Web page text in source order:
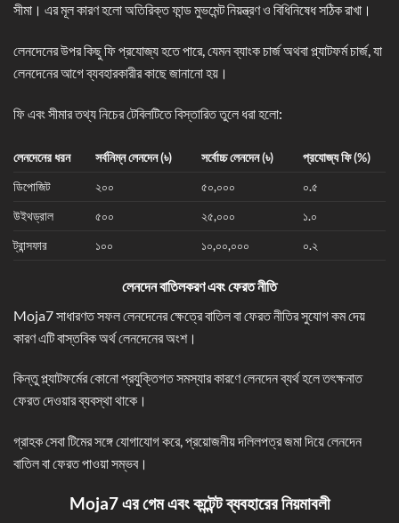
সীমা। এর মূল কারণ হলো অতিরিক্ত ফান্ড মুভমেন্ট নিয়ন্ত্রণ ও বিধিনিষেধ সঠিক রাখা।
লেনদেনের উপর কিছু ফি প্রযোজ্য হতে পারে, যেমন ব্যাংক চার্জ অথবা প্ল্যাটফর্ম চার্জ, যা
লেনদেনের আগে ব্যবহারকারীর কাছে জানানো হয়।
ফি এবং সীমার তথ্য নিচের টেবিলটিতে বিস্তারিত তুলে ধরা হলো:
লেনদেনের ধরন সর্বনিম্ন লেনদেন (৳) সর্বোচ্চ লেনদেন (৳)
প্রযোজ্য ফি (%)
ডিপোজিট
২০০ ৫০,০০০
০.৫
উইথড্রাল
৫০০ ২৫,০০০
১.০
ট্রান্সফার
১০০ ১০,০০,০০০ ০.২
লেনদেন বাতিলকরণ এবং ফেরত নীতি
Moja7 সাধারণত সফল লেনদেনের ক্ষেত্রে বাতিল বা ফেরত নীতির সুযোগ কম দেয়
কারণ এটি বাস্তবিক অর্থ লেনদেনের অংশ।
কিন্তু প্ল্যাটফর্মের কোনো প্রযুক্তিগত সমস্যার কারণে লেনদেন ব্যর্থ হলে তৎক্ষনাত
ফেরত দেওয়ার ব্যবস্থা থাকে।
গ্রাহক সেবা টিমের সঙ্গে যোগাযোগ করে, প্রয়োজনীয় দলিলপত্র জমা দিয়ে লেনদেন
বাতিল বা ফেরত পাওয়া সম্ভব।
Moja7 এর গেম এবং কন্টেন্ট ব্যবহারের নিয়মাবলী